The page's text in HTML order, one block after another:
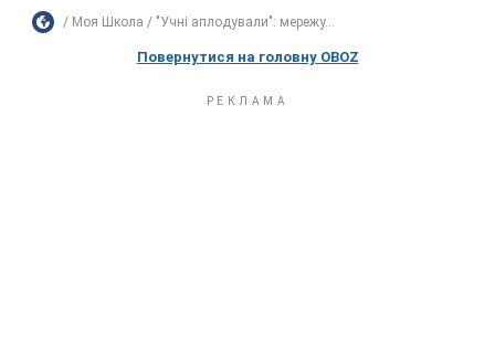
Моя Школа "Учні аплодували": мережу...
Повернутися на головну OBOZ